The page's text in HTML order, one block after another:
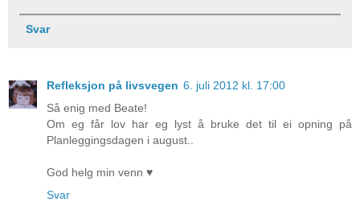
Svar
Refleksjon på livsvegen 6. juli 2012 kl. 17:00
Så enig med Beate!
Om eg får lov har eg lyst å bruke det til ei opning på
Planleggingsdagen i august..
God helg min venn ♥
Svar